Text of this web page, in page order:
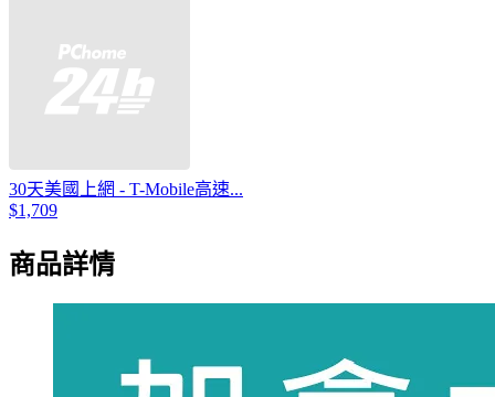
30天美國上網 - T-Mobile高速...
$1,709
商品詳情